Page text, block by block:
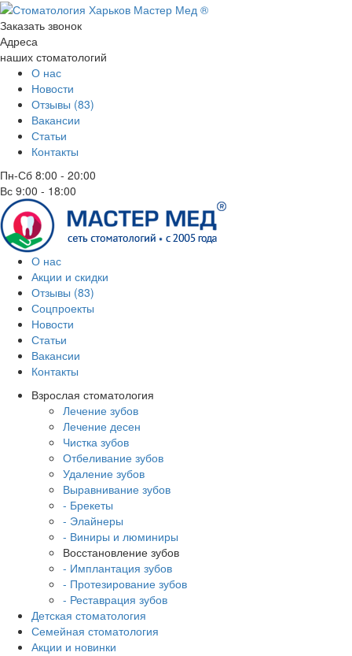
Заказать звонок
Адреса
наших стоматологий
О нас
Новости
Отзывы (83)
Вакансии
Статьи
Контакты
Пн-Сб 8:00 - 20:00
Вс 9:00 - 18:00
О нас
Акции и скидки
Отзывы (83)
Соцпроекты
Новости
Статьи
Вакансии
Контакты
Взрослая стоматология
Лечение зубов
Лечение десен
Чистка зубов
Отбеливание зубов
Удаление зубов
Выравнивание зубов
- Брекеты
- Элайнеры
- Виниры и люминиры
Восстановление зубов
- Имплантация зубов
- Протезирование зубов
- Реставрация зубов
Детская стоматология
Семейная стоматология
Акции и новинки